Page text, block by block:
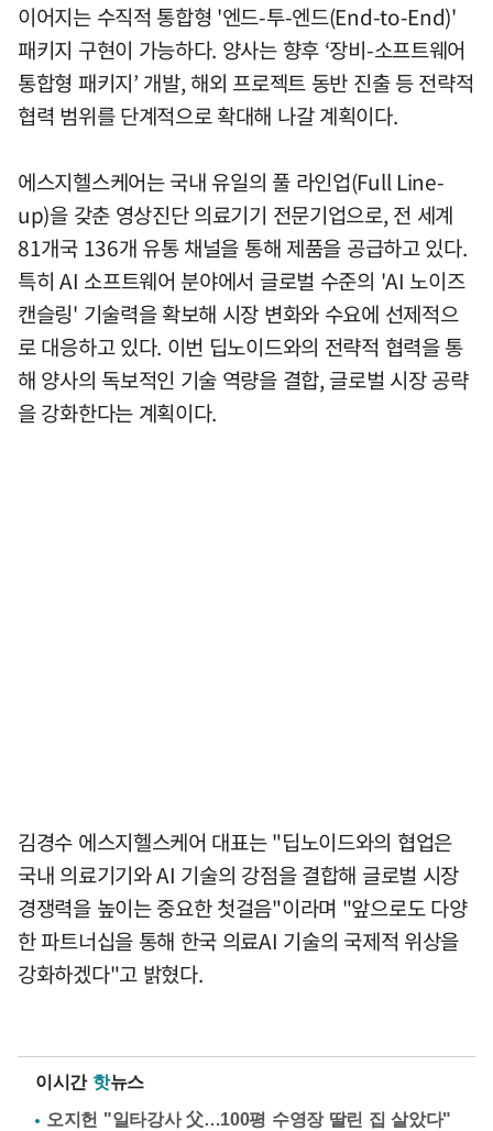
이어지는 수직적 통합형 '엔드-투-엔드(End-to-End)'
패키지 구현이 가능하다. 양사는 향후 ‘장비-소프트웨어
통합형 패키지’ 개발, 해외 프로젝트 동반 진출 등 전략적
협력 범위를 단계적으로 확대해 나갈 계획이다.
에스지헬스케어는 국내 유일의 풀 라인업(Full Line-
up)을 갖춘 영상진단 의료기기 전문기업으로, 전 세계
81개국 136개 유통 채널을 통해 제품을 공급하고 있다.
특히 AI 소프트웨어 분야에서 글로벌 수준의 'AI 노이즈
캔슬링' 기술력을 확보해 시장 변화와 수요에 선제적으
로 대응하고 있다. 이번 딥노이드와의 전략적 협력을 통
해 양사의 독보적인 기술 역량을 결합, 글로벌 시장 공략
을 강화한다는 계획이다.
김경수 에스지헬스케어 대표는 "딥노이드와의 협업은
국내 의료기기와 AI 기술의 강점을 결합해 글로벌 시장
경쟁력을 높이는 중요한 첫걸음"이라며 "앞으로도 다양
한 파트너십을 통해 한국 의료AI 기술의 국제적 위상을
강화하겠다"고 밝혔다.
이시간 핫뉴스
오지헌 "일타강사 父…100평 수영장 딸린 집 살았다"